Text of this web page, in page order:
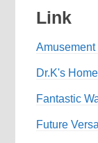
Link
Dr.K's
Fantastic
Future